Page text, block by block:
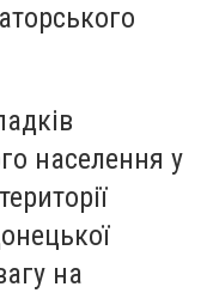
населення у
на